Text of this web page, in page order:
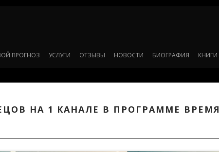
ПРОГНОЗ УСЛУГИ ОТЗЫВЫ НОВОСТИ БИОГРАФИЯ КНИГИ
НА 1 КАНАЛЕ В ПРОГРАММЕ ВРЕМЯ